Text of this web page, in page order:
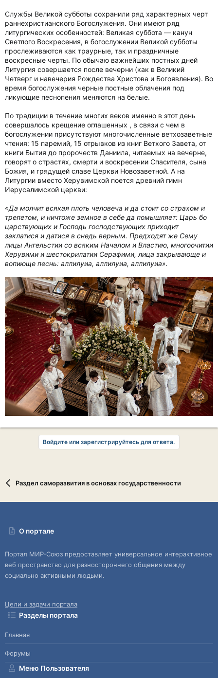
Службы Великой субботы сохранили ряд характерных черт
раннехристианского Богослужения. Они имеют ряд
литургических особенностей: Великая суббота — канун
Светлого Воскресения, в богослужении Великой субботы
прослеживаются как траурные, так и праздничные
воскресные черты. По обычаю важнейших постных дней
Литургия совершается после вечерни (как в Великий
Четверг и навечерия Рождества Христова и Богоявления). Во
время богослужения черные постные облачения под
ликующие песнопения меняются на белые.
По традиции в течение многих веков именно в этот день
совершалось крещение оглашенных , в связи с чем в
богослужении присутствуют многочисленные ветхозаветные
чтения: 15 паремий, 15 отрывков из книг Ветхого Завета, от
книги Бытия до пророчеств Даниила, читаемых на вечерне,
говорят о страстях, смерти и воскресении Спасителя, сына
Божия, и грядущей славе Церкви Новозаветной. А на
Литургии вместо Херувимской поется древний гимн
Иерусалимской церкви:
«Да молчит всякая плоть человеча и да стоит со страхом и
трепетом, и ничтоже земное в себе да помышляет: Царь бо
царствующих и Господь господствующих приходит
заклатися и датися в снедь верным. Предходят же Сему
лицы Ангельстии со всяким Началом и Властию, многоочитии
Херувими и шестокрилатии Серафими, лица закрывающе и
вопиюще песнь: аллилуиа, аллилуиа, аллилуиа».
Войдите или зарегистрируйтесь для ответа.
Раздел саморазвития в основах государственности
О портале
Портал МИР-Союз предоставляет универсальное интерактивное
веб пространство для разностороннего общения между
социально активными людьми.
Цели и задачи портала
Разделы портала
Главная
Форумы
Меню Пользователя